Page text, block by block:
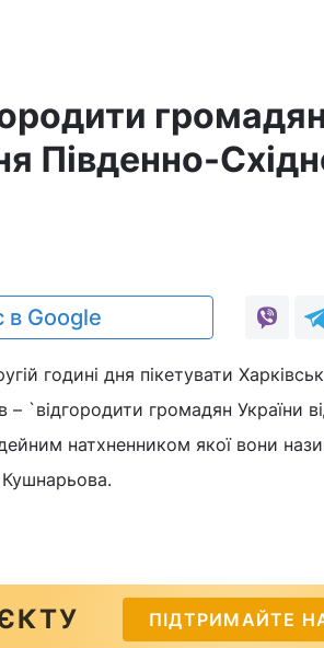
Південно-
в Google
годині дня пікетувати
– `відгородити громадян України
натхненником якої вони
Кушнарьова.
ПІДТРИМАЙТЕ